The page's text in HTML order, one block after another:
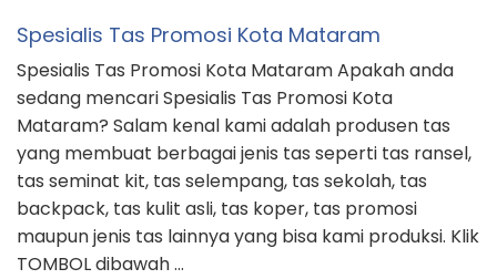
Spesialis Tas Promosi Kota Mataram
Spesialis Tas Promosi Kota Mataram Apakah anda
sedang mencari Spesialis Tas Promosi Kota
Mataram? Salam kenal kami adalah produsen tas
yang membuat berbagai jenis tas seperti tas ransel,
tas seminat kit, tas selempang, tas sekolah, tas
backpack, tas kulit asli, tas koper, tas promosi
maupun jenis tas lainnya yang bisa kami produksi. Klik
TOMBOL dibawah …